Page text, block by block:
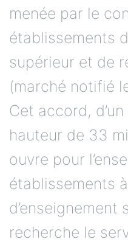
menée par le
établissements
supérieur et de
(marché notifié
Cet accord,
hauteur de 33
ouvre pour
établissements
d’enseignement
recherche le